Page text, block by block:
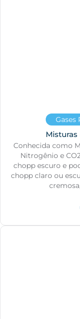
Gases
Misturas
Conhecida como
Nitrogênio e
chopp escuro e
chopp claro ou